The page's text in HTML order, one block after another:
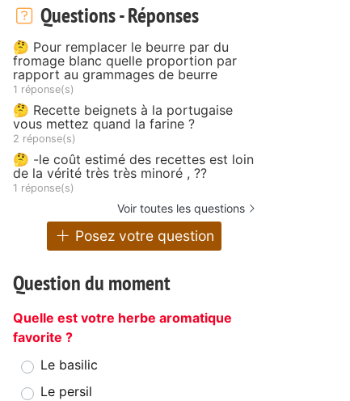
Questions - Réponses
🤔 Pour remplacer le beurre par du
fromage blanc quelle proportion par
rapport au grammages de beurre
1 réponse(s)
🤔 Recette beignets à la portugaise
vous mettez quand la farine ?
2 réponse(s)
🤔 -le coût estimé des recettes est loin
de la vérité très très minoré , ??
1 réponse(s)
Voir toutes les questions
Posez votre question
Question du moment
Quelle est votre herbe aromatique
favorite ?
Le basilic
Le persil